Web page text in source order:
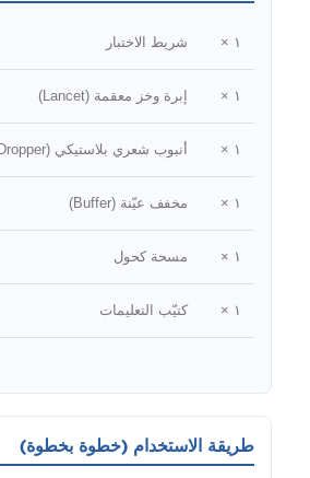
١ × شريط الاختبار
١ × إبرة وخز معقمة (Lancet)
١ × أنبوب شعري بلاستيكي (Capillary Dropper)
١ × مخفف عيّنة (Buffer)
١ × مسحة كحول
١ × كتيّب التعليمات
طريقة الاستخدام (خطوة بخطوة)